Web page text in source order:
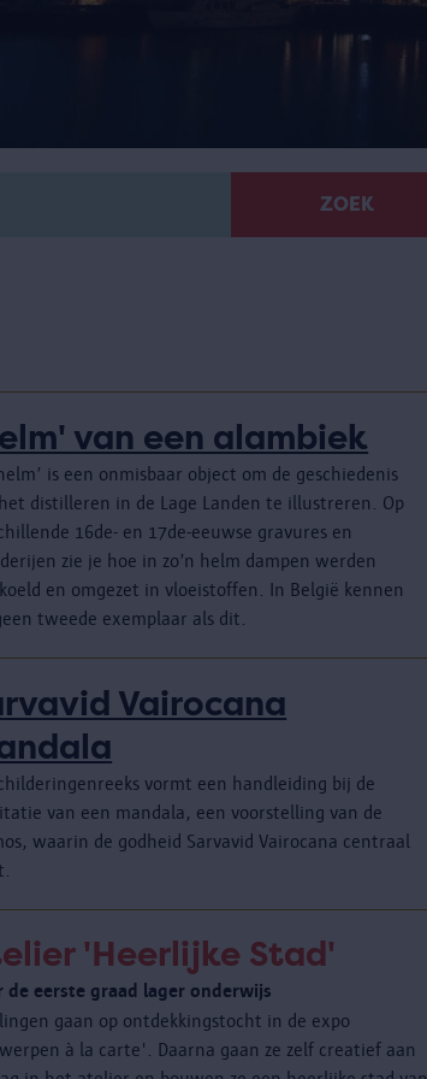
ZOEK
van een alambiek
is een onmisbaar object om de geschiedenis
distilleren in de Lage Landen te illustreren. Op
16de- en 17de-eeuwse gravures en
zie je hoe in zo’n helm dampen werden
en omgezet in vloeistoffen. In België kennen
tweede exemplaar als dit.
Vairocana
vormt een handleiding bij de
van een mandala, een voorstelling van de
waarin de godheid Sarvavid Vairocana centraal
'Heerlijke Stad'
de eerste graad lager onderwijs
gaan op ontdekkingstocht in de expo
à la carte'. Daarna gaan ze zelf creatief aan